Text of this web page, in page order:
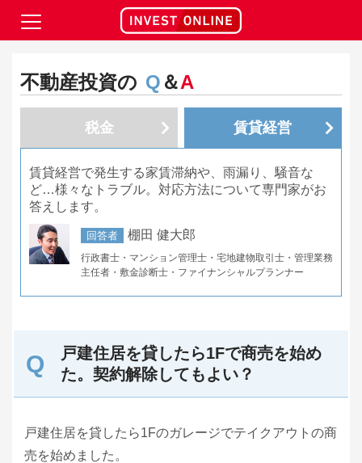
不動産投資の Q ＆A
税金 賃貸経営
賃貸経営で発生する家賃滞納や、雨漏り、騒音な
ど…様々なトラブル。対応方法について専門家がお
答えします。
回答者 棚田 健大郎
行政書士・マンション管理士・宅地建物取引士・管理業務
主任者・敷金診断士・ファイナンシャルプランナー
戸建住居を貸したら1Fで商売を始め
た。契約解除してもよい？
戸建住居を貸したら1Fのガレージでテイクアウトの商
売を始めました。